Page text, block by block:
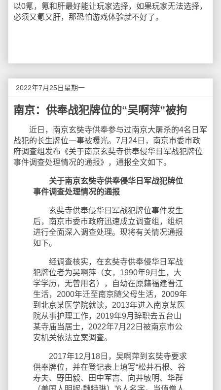
以0氪，氪和肝最好能让玩家选择，如果玩家无法选择，
必须又氪又肝，那恐怕游戏体验就不好了。
2022年7月25日星期一
南京：供奉战犯牌位的“吴啊萍”被拘
近日，南京玄奘寺供奉参与过南京大屠杀的4名日军
战犯的长生牌位一事被曝光。7月24日，南京市委市政
府调查组发布《关于南京玄奘寺供奉侵华日军战犯牌位
事件调查处理情况的通报》，通报全文如下。
关于南京玄奘寺供奉侵华日军战犯牌位
事件调查处理情况的通报
玄奘寺供奉侵华日军战犯牌位事件发生
后，南京市委市政府迅速成立调查组，组织
进行全面深入调查处理。现将有关情况通报
如下。
经调查核实，在玄奘寺供奉侵华日军战
犯牌位者为吴啊萍（女，1990年9月生，大
学学历，无曾用名），自幼在原籍福建晋江
生活，2000年迁至南京随父母生活，2009年
到北京某医学院就读，2013年进入南京某医
院从事护理工作，2019年9月辞职去五台山
某寺庙当居士，2022年7月22日被南京市公
安机关依法立案调查。
2017年12月18日，吴啊萍到玄奘寺要求
供奉牌位，并在登记表上填写“松井石根、谷
寿夫、野田毅、田中军吉、向井敏明、华群